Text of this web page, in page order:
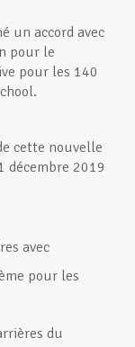
un accord avec
pour le
pour les 140
cette nouvelle
décembre 2019
avec
pour les
du